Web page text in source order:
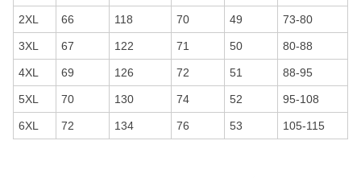
2XL 66 118 70 49 73-80
3XL 67 122 71 50 80-88
4XL 69 126 72 51 88-95
5XL 70 130 74 52 95-108
6XL 72 134 76 53 105-115